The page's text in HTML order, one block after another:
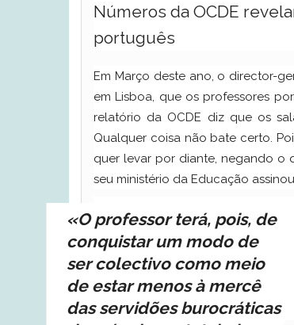
Números da OCDE
português
Em Março deste ano, o director-
em Lisboa, que os professores
relatório da OCDE diz que os
Qualquer coisa não bate certo.
quer levar por diante, negando o
seu ministério da Educação
«O professor terá, pois, de
conquistar um modo de
ser colectivo como meio
de estar menos à mercê
das servidões burocráticas